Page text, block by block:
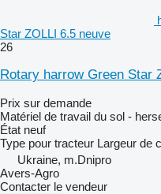
Star ZOLLI 6.5 neuve
26
Rotary harrow Green Star
Prix sur demande
Matériel de travail du sol -
État neuf
Type pour tracteur Largeur de
Ukraine, m.Dnipro
Avers-Agro
Contacter le vendeur